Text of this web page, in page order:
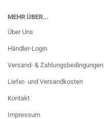
MEHR ÜBER...
Über Uns
Händler-Login
Versand- & Zahlungsbedingungen
Liefer- und Versandkosten
Kontakt
Impressum